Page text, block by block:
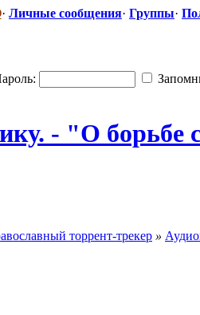
· Личные сообщения· Группы·
- "О борьбе
торрент-трекер »